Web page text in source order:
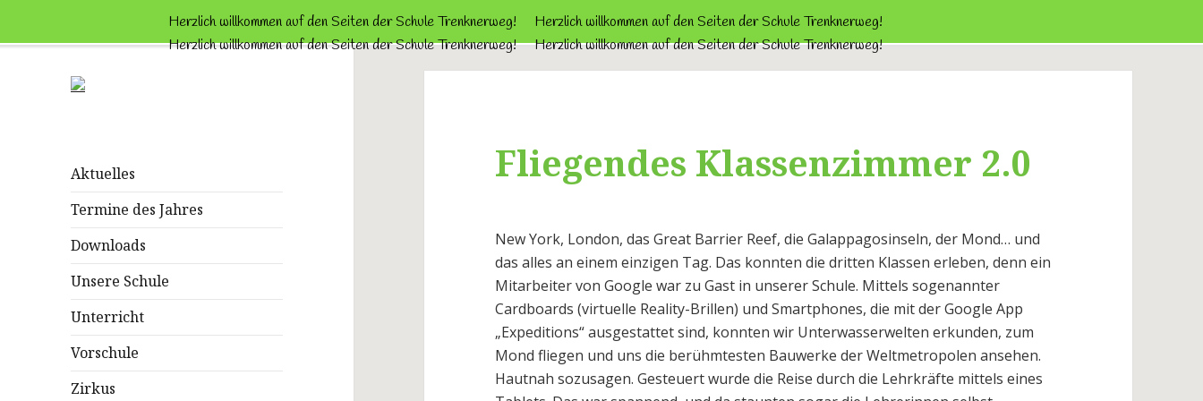
Schule
Lernen mit Spaß im Grünen!
Aktuelles
Termine des Jahres
Downloads
Unsere Schule
Unterricht
Vorschule
Zirkus
Fliegendes Klassenzimmer 2.0
New York, London, das Great Barrier Reef, die Galappagosinseln, der Mond… und
das alles an einem einzigen Tag. Das konnten die dritten Klassen erleben, denn ein
Mitarbeiter von Google war zu Gast in unserer Schule. Mittels sogenannter
Cardboards (virtuelle Reality-Brillen) und Smartphones, die mit der Google App
„Expeditions“ ausgestattet sind, konnten wir Unterwasserwelten erkunden, zum
Mond fliegen und uns die berühmtesten Bauwerke der Weltmetropolen ansehen.
Hautnah sozusagen. Gesteuert wurde die Reise durch die Lehrkräfte mittels eines
Herzlich willkommen auf den Seiten der Schule Trenknerweg!
Herzlich willkommen auf den Seiten der Schule Trenknerweg!
Herzlich willkommen auf den Seiten der Schule Trenknerweg!
Herzlich willkommen auf den Seiten der Schule Trenknerweg!